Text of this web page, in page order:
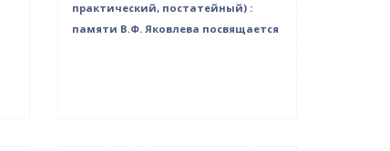
практический, постатейный) :
памяти В.Ф. Яковлева посвящается